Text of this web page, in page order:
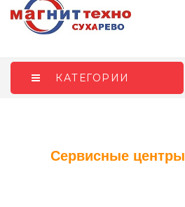
КАТЕГОРИИ
Сервисные центры